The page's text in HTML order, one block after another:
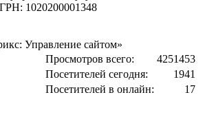
1020200001348
Управление сайтом»
Просмотров всего:
4251453
Посетителей сегодня:
1941
Посетителей в онлайн:
17